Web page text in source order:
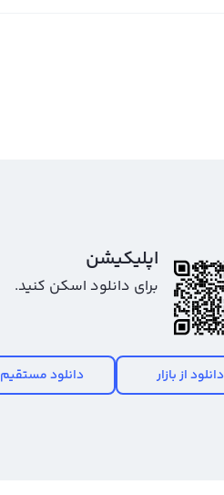
اپلیکیشن
برای دانلود اسکن کنید.
دانلود از بازار دانلود مستقیم